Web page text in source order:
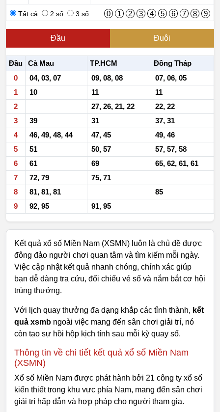
Tất cả 2 số 3 số 0 1 2 3 4 5 6 7 8 9
Đầu Đuôi
Đầu Cà Mau TP.HCM
Đồng Tháp
0
04, 03, 07 09, 08, 08
07, 06, 05
1
10 11
11
2
27, 26, 21, 22
22, 22
3
39 31
37, 31
4
46, 49, 48, 44 47, 45
49, 46
5
51 50, 57
57, 57, 58
6
61 69
65, 62, 61, 61
7
72, 79
75, 71
8
81, 81, 81
85
9
92, 95 91, 95
Kết quả xổ số Miền Nam (XSMN) luôn là chủ đề được
đông đảo người chơi quan tâm và tìm kiếm mỗi ngày.
Việc cập nhật kết quả nhanh chóng, chính xác giúp
bạn dễ dàng tra cứu, đối chiếu vé số và nắm bắt cơ hội
trúng thưởng.
Với lịch quay thưởng đa dạng khắp các tỉnh thành, kết
quả xsmb ngoài việc mang đến sân chơi giải trí, nó
còn tạo sự hồi hộp kịch tính sau mỗi kỳ quay số.
Thông tin về chi tiết kết quả xổ số Miền Nam
(XSMN)
Xổ số Miền Nam được phát hành bởi 21 công ty xổ số
kiến thiết trong khu vực phía Nam, mang đến sân chơi
giải trí hấp dẫn và hợp pháp cho người tham gia.